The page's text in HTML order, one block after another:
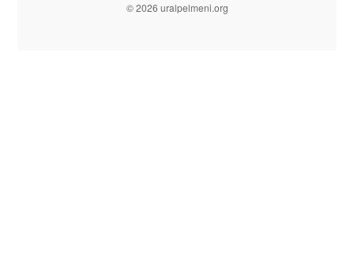
© 2026 uralpelmeni.org